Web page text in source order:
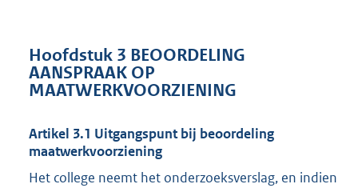
Hoofdstuk 3 BEOORDELING
AANSPRAAK OP
MAATWERKVOORZIENING
Artikel 3.1 Uitgangspunt bij beoordeling
maatwerkvoorziening
Het college neemt het onderzoeksverslag, en indien